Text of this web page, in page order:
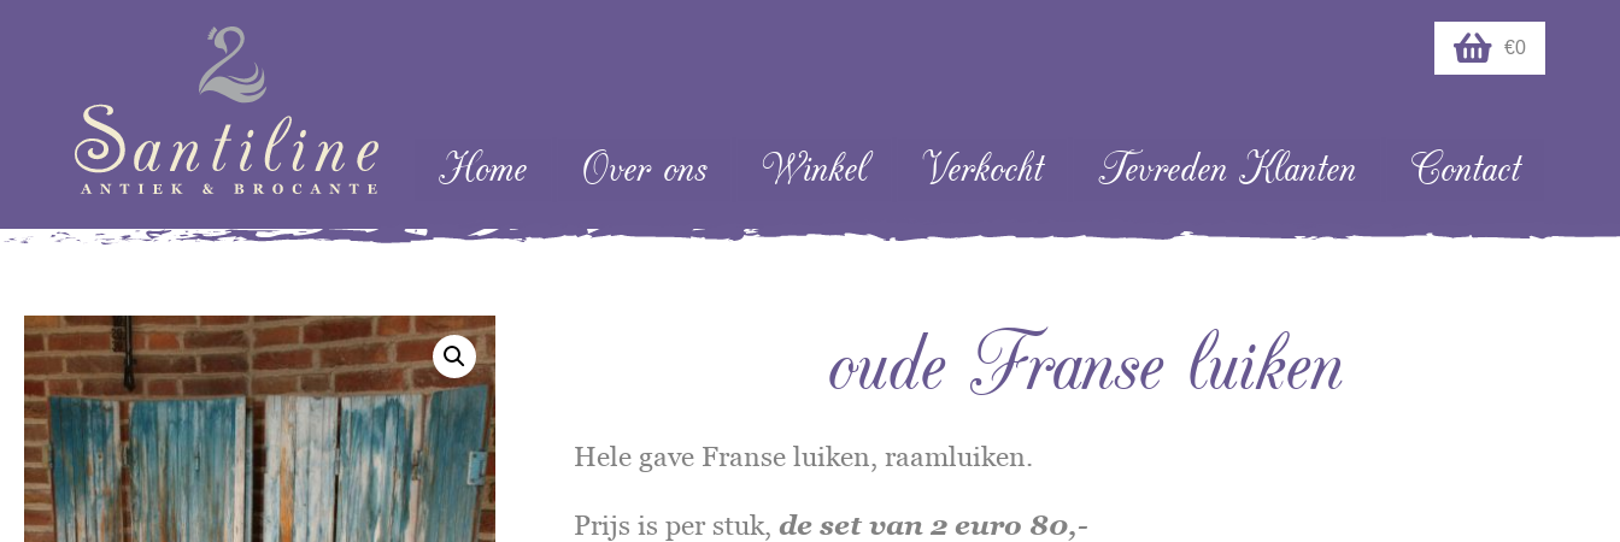
€0
Menu
Skip naar content
Home Over ons Winkel Verkocht Tevreden Klanten Contact
oude Franse luiken
Hele gave Franse luiken, raamluiken.
Prijs is per stuk, de set van 2 euro 80,-